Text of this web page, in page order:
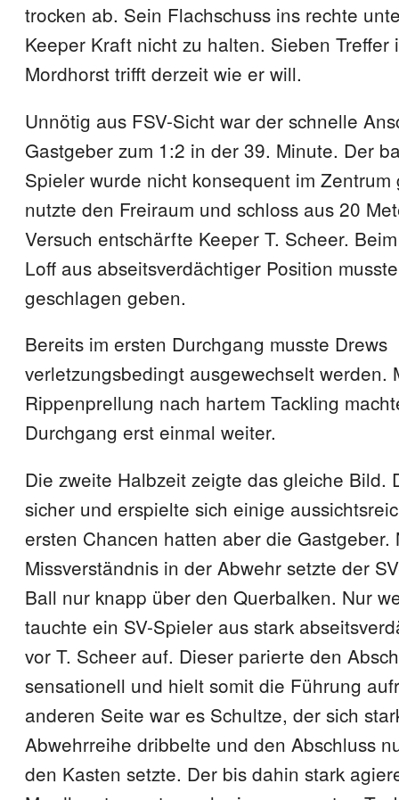
trocken ab. Sein Flachschuss ins rechte
Keeper Kraft nicht zu halten. Sieben Treffer
Mordhorst trifft derzeit wie er will.
Unnötig aus FSV-Sicht war der schnelle
Gastgeber zum 1:2 in der 39. Minute. Der
Spieler wurde nicht konsequent im
nutzte den Freiraum und schloss aus 20
Versuch entschärfte Keeper T. Scheer.
Loff aus abseitsverdächtiger Position
geschlagen geben.
Bereits im ersten Durchgang musste Drews
verletzungsbedingt ausgewechselt werden.
Rippenprellung nach hartem Tackling
Durchgang erst einmal weiter.
Die zweite Halbzeit zeigte das gleiche Bild.
sicher und erspielte sich einige
ersten Chancen hatten aber die Gastgeber.
Missverständnis in der Abwehr setzte der
Ball nur knapp über den Querbalken. Nur
tauchte ein SV-Spieler aus stark
vor T. Scheer auf. Dieser parierte den
sensationell und hielt somit die Führung
anderen Seite war es Schultze, der sich
Abwehrreihe dribbelte und den Abschluss
den Kasten setzte. Der bis dahin stark